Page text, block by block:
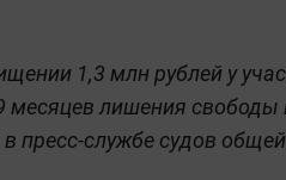
1,3 млн рублей у
месяцев лишения
в пресс-службе судов